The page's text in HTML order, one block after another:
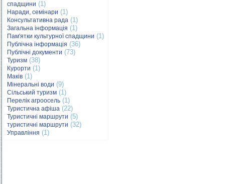
спадщини (1)
Наради, семінари (1)
Консультативна рада (1)
Загальна інформація (1)
Пам'ятки культурної спадщини (1)
Публічна інформація (36)
Публічні документи (73)
Туризм (38)
Курорти (1)
Маків (1)
Мінеральні води (9)
Сільський туризм (1)
Перелік агроосель (1)
Туристична афіша (22)
Туристичні маршрути (5)
туристичні маршрути (32)
Управління (1)